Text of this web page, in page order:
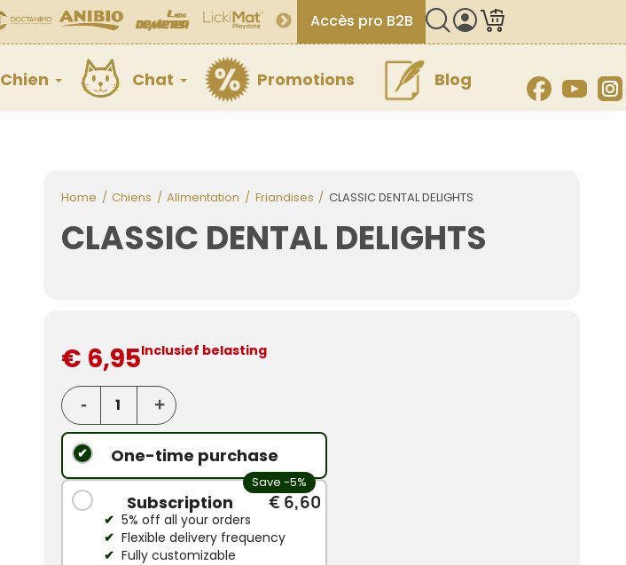
Accès pro B2B
Chien Chat Promotions Blog Facebook
Home Chiens Alimentation Friandises CLASSIC DENTAL DELIGHTS
CLASSIC DENTAL DELIGHTS
€ 6,95Inclusief belasting
One-time purchase
Save -5%
Subscription € 6,60
5% off all your orders
Flexible delivery frequency
Fully customizable